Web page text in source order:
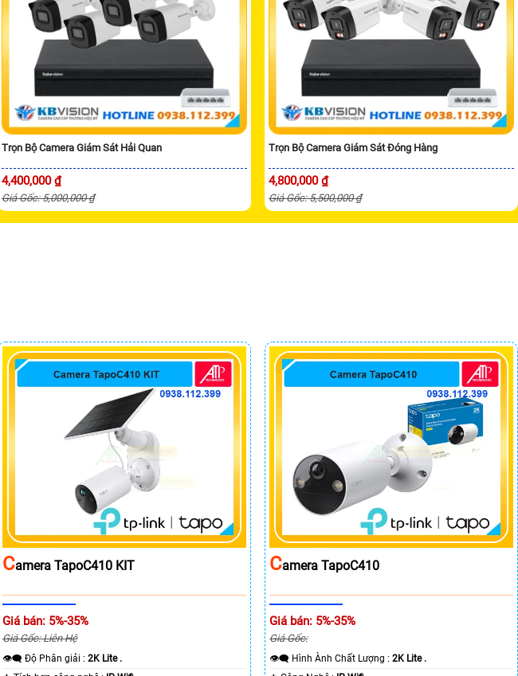
Trọn Bộ Camera Giám Sát Hải Quan
4,400,000 ₫
Giá Gốc: 5,000,000 ₫
Trọn Bộ Camera Giám Sát Đóng Hàng
4,800,000 ₫
Giá Gốc: 5,500,000 ₫
CAmera TapoC410 KIT
Giá bán: 5%-35%
Giá Gốc: Liên Hệ
👁️‍🗨 Độ Phân giải : 2K Lite .
CAmera TapoC410
Giá bán: 5%-35%
Giá Gốc:
👁️‍🗨 Hình Ành Chất Lượng :2K Lite .